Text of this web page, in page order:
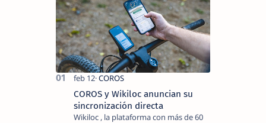
COROS y Wikiloc anuncian su
sincronización directa
Wikiloc , la plataforma con más de 60